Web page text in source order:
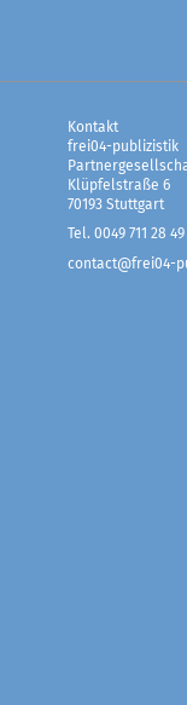
Kontakt
frei04-publizistik
Klüpfelstraße 6
70193 Stuttgart
Tel. 0049 711 28 49
contact@frei04-